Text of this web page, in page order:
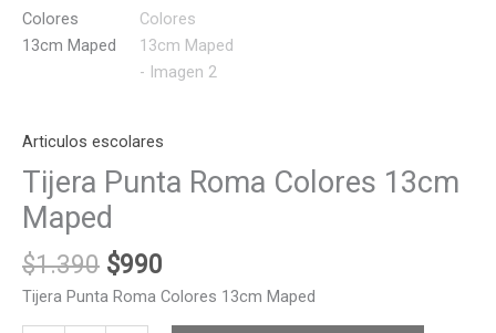
Articulos escolares
Tijera Punta Roma Colores 13cm
Maped
$1.390 $990
Tijera Punta Roma Colores 13cm Maped